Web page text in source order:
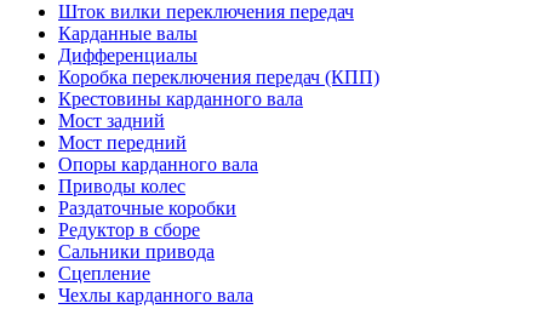
Шток вилки переключения передач
Карданные валы
Дифференциалы
Коробка переключения передач (КПП)
Крестовины карданного вала
Мост задний
Мост передний
Опоры карданного вала
Приводы колес
Раздаточные коробки
Редуктор в сборе
Сальники привода
Сцепление
Чехлы карданного вала